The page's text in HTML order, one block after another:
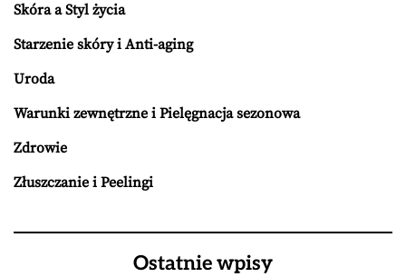
Skóra a Styl życia
Starzenie skóry i Anti-aging
Uroda
Warunki zewnętrzne i Pielęgnacja sezonowa
Zdrowie
Złuszczanie i Peelingi
Ostatnie wpisy